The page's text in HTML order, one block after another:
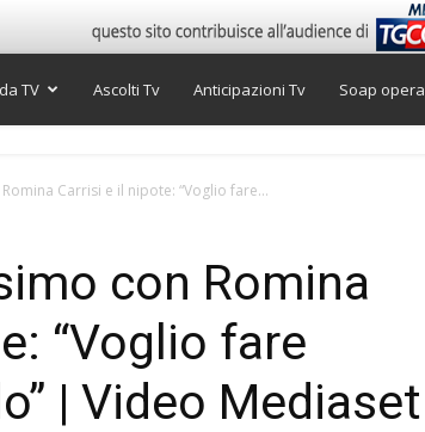
TV Ascolti Tv Anticipazioni Tv Soap opera
Carrisi e il nipote: “Voglio fare...
con Romina
“Voglio fare
| Video Mediaset